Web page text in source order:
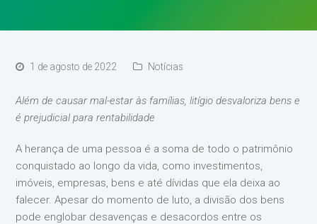
1 de agosto de 2022 Notícias
Além de causar mal-estar às famílias, litígio desvaloriza bens e
é prejudicial para rentabilidade
A herança de uma pessoa é a soma de todo o patrimônio
conquistado ao longo da vida, como investimentos,
imóveis, empresas, bens e até dívidas que ela deixa ao
falecer. Apesar do momento de luto, a divisão dos bens
pode englobar desavenças e desacordos entre os